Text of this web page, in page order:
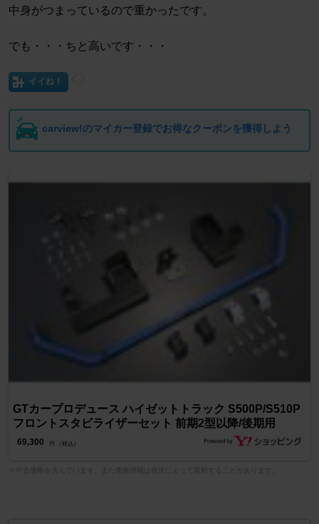
中身がつまっているので重かったです。
でも・・・ちと高いです・・・
イイね！
carview!のマイカー登録でお得なクーポンを獲得しよう
GTカープロデュース ハイゼットトラック S500P/S510P
フロントスタビライザーセット 前期2型以降/後期用
69,300 円 （税込）